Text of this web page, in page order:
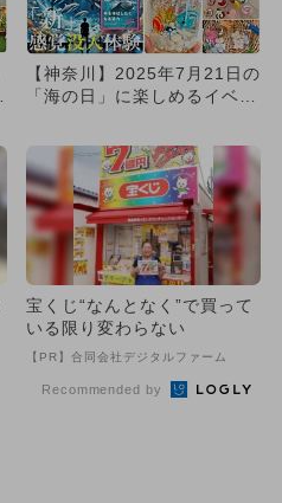
【神奈川】2025年7月21日の
「海の日」に楽しめるイベン
宝くじ“なんとなく”で買って
いる限り変わらない
【PR】合同会社デジタルファーム
Recommended by